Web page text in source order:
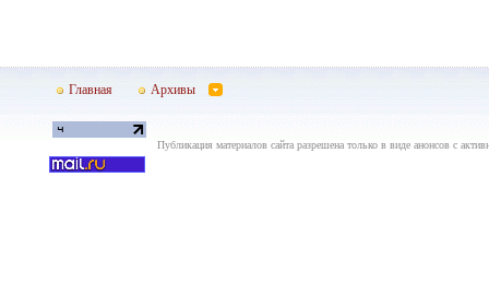
Главная Архивы
Публикация материалов сайта разрешена только в виде анонсов с